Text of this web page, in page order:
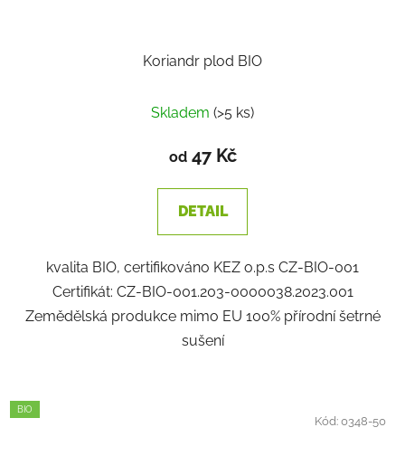
Koriandr plod BIO
hodnocení
produktu
je
1,7
z
hvězdiček.
Skladem (>5 ks)
od47 Kč
DETAIL
kvalita BIO, certifikováno KEZ o.p.s CZ-BIO-001
Certifikát: CZ-BIO-001.203-0000038.2023.001
Zemědělská produkce mimo EU 100% přírodní šetrné
sušení
BIO
Kód:0348-50